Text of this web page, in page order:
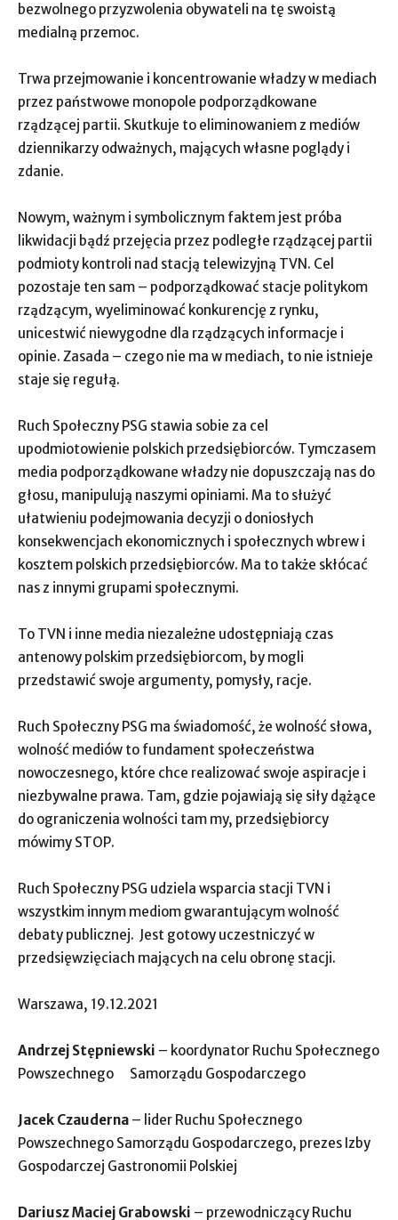
bezwolnego przyzwolenia obywateli na tę swoistą
medialną przemoc.
Trwa przejmowanie i koncentrowanie władzy w mediach
przez państwowe monopole podporządkowane
rządzącej partii. Skutkuje to eliminowaniem z mediów
dziennikarzy odważnych, mających własne poglądy i
zdanie.
Nowym, ważnym i symbolicznym faktem jest próba
likwidacji bądź przejęcia przez podległe rządzącej partii
podmioty kontroli nad stacją telewizyjną TVN. Cel
pozostaje ten sam – podporządkować stacje politykom
rządzącym, wyeliminować konkurencję z rynku,
unicestwić niewygodne dla rządzących informacje i
opinie. Zasada – czego nie ma w mediach, to nie istnieje
staje się regułą.
Ruch Społeczny PSG stawia sobie za cel
upodmiotowienie polskich przedsiębiorców. Tymczasem
media podporządkowane władzy nie dopuszczają nas do
głosu, manipulują naszymi opiniami. Ma to służyć
ułatwieniu podejmowania decyzji o doniosłych
konsekwencjach ekonomicznych i społecznych wbrew i
kosztem polskich przedsiębiorców. Ma to także skłócać
nas z innymi grupami społecznymi.
To TVN i inne media niezależne udostępniają czas
antenowy polskim przedsiębiorcom, by mogli
przedstawić swoje argumenty, pomysły, racje.
Ruch Społeczny PSG ma świadomość, że wolność słowa,
wolność mediów to fundament społeczeństwa
nowoczesnego, które chce realizować swoje aspiracje i
niezbywalne prawa. Tam, gdzie pojawiają się siły dążące
do ograniczenia wolności tam my, przedsiębiorcy
mówimy STOP.
Ruch Społeczny PSG udziela wsparcia stacji TVN i
wszystkim innym mediom gwarantującym wolność
debaty publicznej. Jest gotowy uczestniczyć w
przedsięwzięciach mających na celu obronę stacji.
Warszawa, 19.12.2021
Andrzej Stępniewski – koordynator Ruchu Społecznego
Powszechnego Samorządu Gospodarczego
Jacek Czauderna – lider Ruchu Społecznego
Powszechnego Samorządu Gospodarczego, prezes Izby
Gospodarczej Gastronomii Polskiej
Dariusz Maciej Grabowski – przewodniczący Ruchu